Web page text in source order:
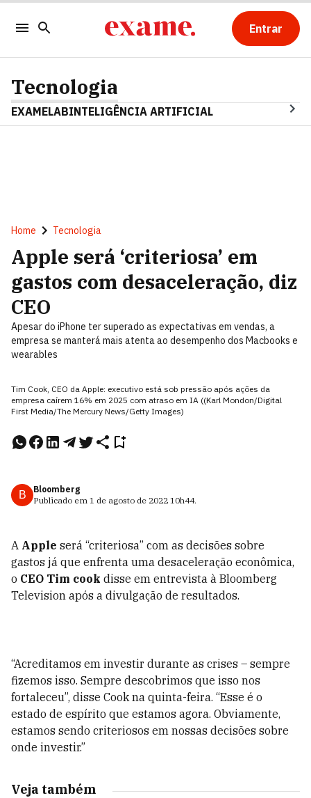
Entrar
Tecnologia
EXAMELABINTELIGÊNCIA ARTIFICIAL
Home Tecnologia
Apple será ‘criteriosa’ em
gastos com desaceleração, diz
CEO
Apesar do iPhone ter superado as expectativas em vendas, a
empresa se manterá mais atenta ao desempenho dos Macbooks e
wearables
Tim Cook, CEO da Apple: executivo está sob pressão após ações da
empresa caírem 16% em 2025 com atraso em IA ((Karl Mondon/Digital
First Media/The Mercury News/Getty Images)
B
Bloomberg
Publicado em 1 de agosto de 2022 10h44.
A Apple será “criteriosa” com as decisões sobre
gastos já que enfrenta uma desaceleração econômica,
o CEO Tim cook disse em entrevista à Bloomberg
Television após a divulgação de resultados.
“Acreditamos em investir durante as crises – sempre
fizemos isso. Sempre descobrimos que isso nos
fortaleceu”, disse Cook na quinta-feira. “Esse é o
estado de espírito que estamos agora. Obviamente,
estamos sendo criteriosos em nossas decisões sobre
onde investir.”
Veja também